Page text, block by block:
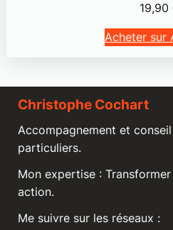
19,90
Acheter sur
Christophe Cochart
Accompagnement et
particuliers.
Mon expertise :
action.
Me suivre sur les réseaux :